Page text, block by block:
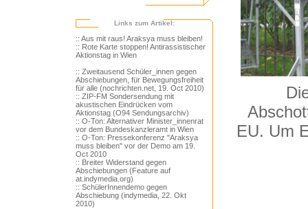
Links zum Artikel:
:: Aus mit raus! Araksya muss bleiben!
:: Rote Karte stoppen! Antirassistischer
Aktionstag in Wien
:: Zweitausend Schüler_innen gegen
Abschiebungen, für Bewegungsfreiheit
für alle (nochrichten.net, 19. Oct 2010)
:: ZIP-FM Sondersendung mit
akustischen Eindrücken vom
Aktionstag (O94 Sendungsarchiv)
:: O-Ton: Alternativer Minister_innenrat
vor dem Bundeskanzleramt in Wien
:: O-Ton: Pressekonferenz "Araksya
muss bleiben" vor der Demo am 19.
Oct 2010
:: Breiter Widerstand gegen
Abschiebungen (Feature auf
at.indymedia.org)
:: SchülerInnendemo gegen
Abschiebung (indymedia, 22. Okt
2010)
EU. Um